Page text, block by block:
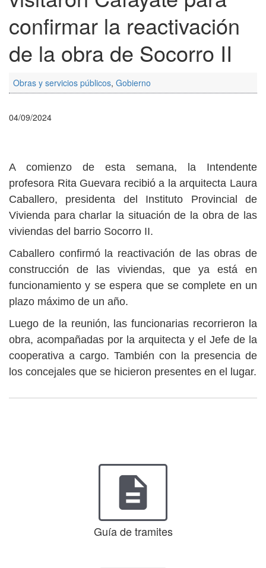
confirmar la reactivación
de la obra de Socorro II
Obras y servicios públicos, Gobierno
04/09/2024
A comienzo de esta semana, la Intendente
profesora Rita Guevara recibió a la arquitecta Laura
Caballero, presidenta del Instituto Provincial de
Vivienda para charlar la situación de la obra de las
viviendas del barrio Socorro II.
Caballero confirmó la reactivación de las obras de
construcción de las viviendas, que ya está en
funcionamiento y se espera que se complete en un
plazo máximo de un año.
Luego de la reunión, las funcionarias recorrieron la
obra, acompañadas por la arquitecta y el Jefe de la
cooperativa a cargo. También con la presencia de
los concejales que se hicieron presentes en el lugar.
description
Guía de tramites